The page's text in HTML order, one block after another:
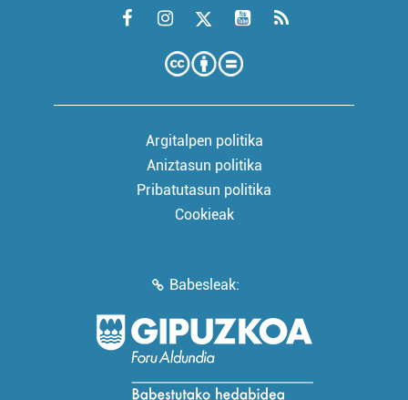
Argitalpen politika
Aniztasun politika
Pribatutasun politika
Cookieak
Babesleak: